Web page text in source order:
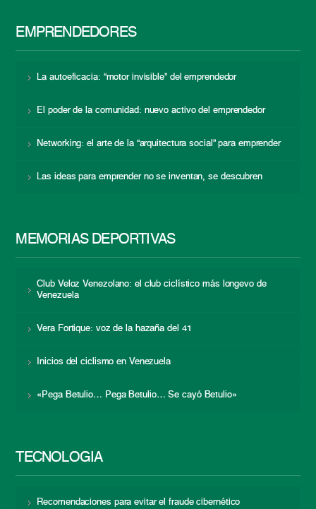
EMPRENDEDORES
La autoeficacia: “motor invisible” del emprendedor
El poder de la comunidad: nuevo activo del emprendedor
Networking: el arte de la “arquitectura social” para emprender
Las ideas para emprender no se inventan, se descubren
MEMORIAS DEPORTIVAS
Club Veloz Venezolano: el club ciclístico más longevo de
Venezuela
Vera Fortique: voz de la hazaña del 41
Inicios del ciclismo en Venezuela
«Pega Betulio… Pega Betulio… Se cayó Betulio»
TECNOLOGÍA
Recomendaciones para evitar el fraude cibernético